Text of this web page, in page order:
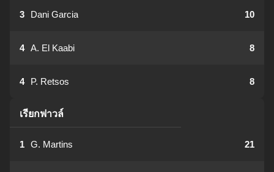
3 Dani Garcia 10
4 A. El Kaabi 8
4 P. Retsos 8
เรียกฟาวล์
1 G. Martins 21